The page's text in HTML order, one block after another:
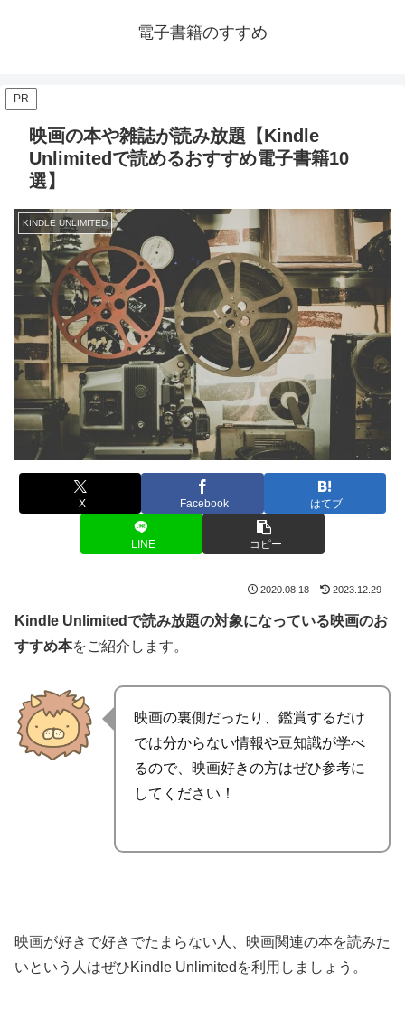
電子書籍のすすめ
PR
映画の本や雑誌が読み放題【Kindle
Unlimitedで読めるおすすめ電子書籍10
選】
KINDLE UNLIMITED
X Facebook はてブ
LINE コピー
2020.08.18 2023.12.29
Kindle Unlimitedで読み放題の対象になっている映画のお
すすめ本をご紹介します。
映画の裏側だったり、鑑賞するだけ
では分からない情報や豆知識が学べ
るので、映画好きの方はぜひ参考に
してください！
映画が好きで好きでたまらない人、映画関連の本を読みた
いという人はぜひKindle Unlimitedを利用しましょう。